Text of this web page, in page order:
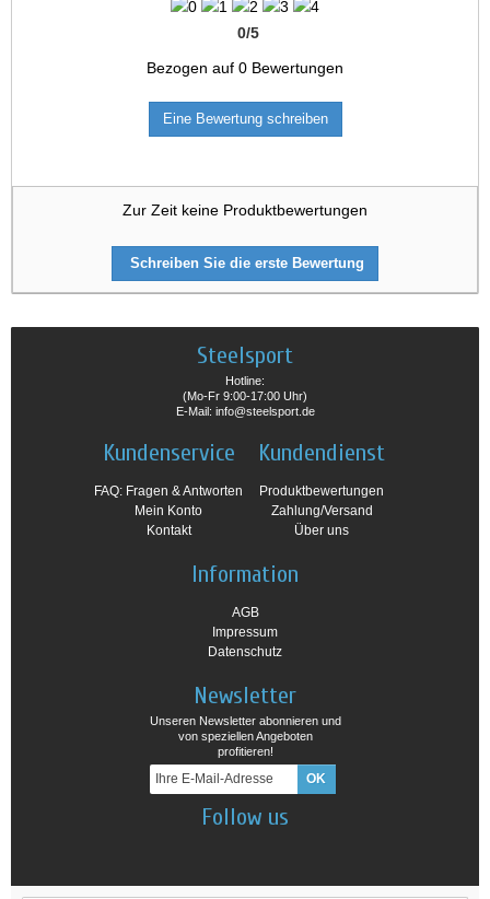
0/5
Bezogen auf 0 Bewertungen
Eine Bewertung schreiben
Zur Zeit keine Produktbewertungen
Schreiben Sie die erste Bewertung
Steelsport
Hotline:
(Mo-Fr 9:00-17:00 Uhr)
E-Mail: info@steelsport.de
Kundenservice
FAQ: Fragen & Antworten
Mein Konto
Kontakt
Kundendienst
Produktbewertungen
Zahlung/Versand
Über uns
Information
AGB
Impressum
Datenschutz
Newsletter
Unseren Newsletter abonnieren und
von speziellen Angeboten
profitieren!
Follow us